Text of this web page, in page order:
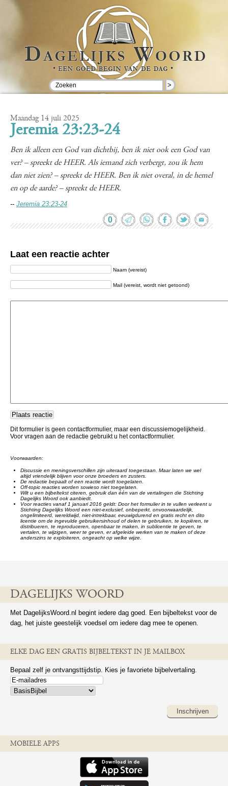
>
Maandag 14 juli 2025
Jeremia 23:23-24
Ben ik alleen een God van dichtbij, ben ik niet ook een God van
ver? – spreekt de HEER. Als iemand zich verbergt, zou ik hem
dan niet zien? – spreekt de HEER. Ben ik niet overal, in de hemel
en op de aarde? – spreekt de HEER.
-- Jeremia 23:23-24
0
Laat een reactie achter
Naam (vereist)
Mail (vereist, wordt niet getoond)
Dit formulier is geen contactformulier, maar een discussiemogelijkheid.
Voor vragen aan de redactie gebruikt u het contactformulier.
Voorwaarden:
Discussie en meningsverschillen zijn uiteraard toegestaan. Maar laten we wel
altijd vriendelijk blijven voor onze broeders en zusters.
De redactie bepaalt of een reactie wordt toegelaten.
Off-topic reacties worden sowieso niet toegelaten.
Wilt u een bijbeltekst citeren, gebruik dan één van de vertalingen die Stichting
Dagelijks Woord ook aanbiedt.
Voor reacties vanaf 1 januari 2016 geldt: Door het formulier in te vullen verleent u
Stichting Dagelijks Woord een niet-exclusief, onbeperkt, onvoorwaardelijk,
ongelimiteerd, wereldwijd, niet-intrekbaar, eeuwigdurend en gratis recht en dito
licentie om de ingevulde gebruikersinhoud of delen te gebruiken, te kopiëren, te
distribueren, te reproduceren, openbaar te maken, in sublicentie te geven, te
vertalen, te wijzigen, weer te geven, er afgeleide werken van te maken of deze
anderszins te exploiteren, ongeacht op welke wijze.
DAGELIJKS WOORD
Met DagelijksWoord.nl begint iedere dag goed. Een bijbeltekst voor de
dag, het juiste geestelijk voedsel om iedere dag mee te openen.
ELKE DAG EEN GRATIS BIJBELTEKST IN JE MAILBOX
Bepaal zelf je ontvangsttijdstip. Kies je favoriete bijbelvertaling.
Inschrijven
MOBIELE APPS